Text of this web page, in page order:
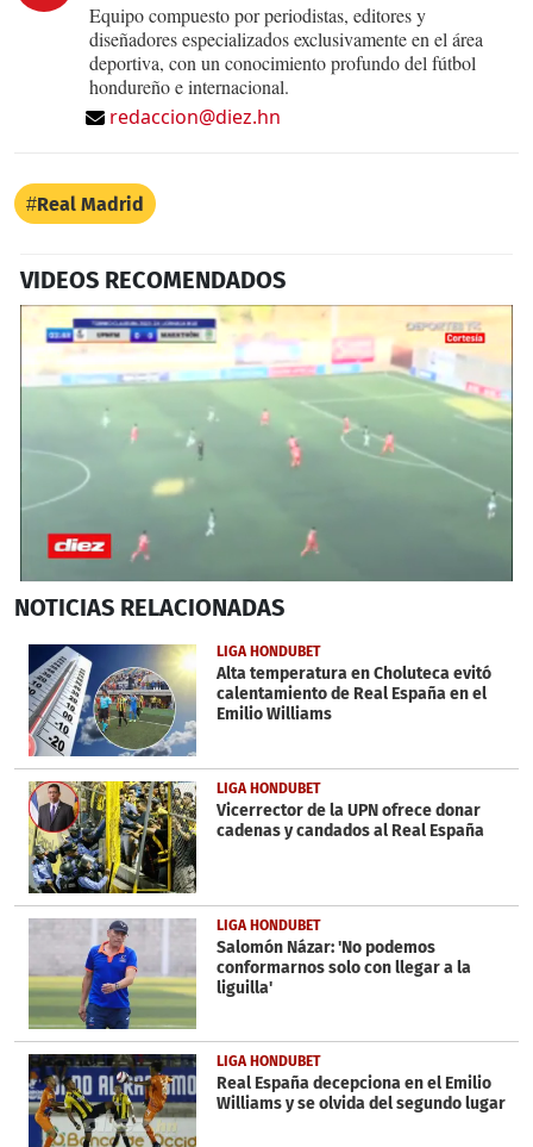
Equipo compuesto por periodistas, editores y
diseñadores especializados exclusivamente en el área
deportiva, con un conocimiento profundo del fútbol
hondureño e internacional.
redaccion@diez.hn
Real Madrid
VIDEOS RECOMENDADOS
seconds
53
seconds
NOTICIAS RELACIONADAS
LIGA HONDUBET
Alta temperatura en Choluteca evitó
calentamiento de Real España en el
Emilio Williams
LIGA HONDUBET
Vicerrector de la UPN ofrece donar
cadenas y candados al Real España
LIGA HONDUBET
Salomón Názar: 'No podemos
conformarnos solo con llegar a la
liguilla'
LIGA HONDUBET
Real España decepciona en el Emilio
Williams y se olvida del segundo lugar